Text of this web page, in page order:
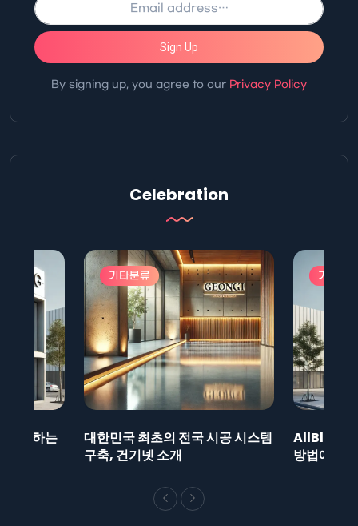
Sign Up
By signing up, you agree to our Privacy Policy
Celebration
제출하는
기타분류
대한민국 최초의 전국 시공 시스템
구축, 건기넷 소개
기타분
AllBlog에
방법에 대